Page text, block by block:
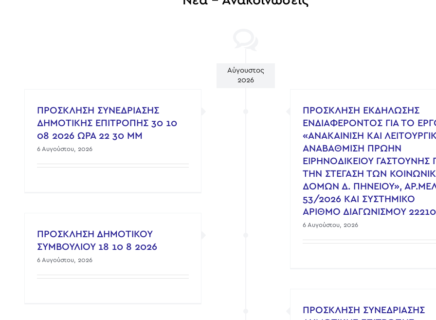
Αύγουστος
2026
ΠΡΟΣΚΛΗΣΗ ΣΥΝΕΔΡΙΑΣΗΣ
ΔΗΜΟΤΙΚΗΣ ΕΠΙΤΡΟΠΗΣ 30 10
08 2026 ΩΡΑ 22 30 ΜΜ
6 Αυγούστου, 2026
ΠΡΟΣΚΛΗΣΗ ΕΚΔΗΛΩΣΗΣ
ΕΝΔΙΑΦΕΡΟΝΤΟΣ ΓΙΑ ΤΟ
«ΑΝΑΚΑΙΝΙΣΗ ΚΑΙ
ΑΝΑΒΑΘΜΙΣΗ ΠΡΩΗΝ
ΕΙΡΗΝΟΔΙΚΕΙΟΥ ΓΑΣΤΟΥΝΗΣ
ΤΗΝ ΣΤΕΓΑΣΗ ΤΩΝ
ΔΟΜΩΝ Δ. ΠΗΝΕΙΟΥ»,
53/2026 ΚΑΙ ΣΥΣΤΗΜΙΚΟ
ΑΡΙΘΜΟ ΔΙΑΓΩΝΙΣΜΟΥ
6 Αυγούστου, 2026
ΠΡΟΣΚΛΗΣΗ ΔΗΜΟΤΙΚΟΥ
ΣΥΜΒΟΥΛΙΟΥ 18 10 8 2026
6 Αυγούστου, 2026
ΠΡΟΣΚΛΗΣΗ ΣΥΝΕΔΡΙΑΣΗΣ